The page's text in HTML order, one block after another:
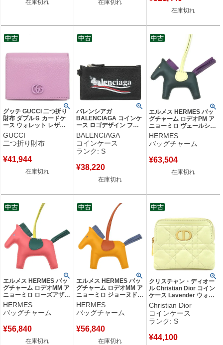
在庫切れ 在庫切れ
在庫切れ
グッチ GUCCI 二つ折り
財布 ダブルＧ カードケ
ース ウォレット レザー
パープル シルバー金具
プチマーモント コンパク
ト 456126 【中古】
GUCCI
二つ折り財布
¥41,944
在庫切れ
中古
バレンシアガ
BALENCIAGA コインケ
ース ロゴデザイン フラ
グメントケース レザー
ブラック シルバー金具
黒 ネックポーチ カード
ケース 594548 【箱】
BALENCIAGA
コインケース
ランク: S
¥38,220
在庫切れ
中古
エルメス HERMES バッ
グチャーム ロデオPM ア
ニョーミロ ヴェールシプ
レス×ヴィオレ×ジョーヌ
ミルトン W刻印(2024年
製) 【箱】 【中古】
HERMES
バッグチャーム
¥63,504
在庫切れ
中古
エルメス HERMES バッ
グチャーム ロデオMM ア
ニョーミロ ローズアザレ
×マラカイト×ライム ピン
ク 緑 黄色 馬モチーフ
【箱】 【中古】
HERMES
バッグチャーム
¥56,840
在庫切れ
中古
エルメス HERMES バッ
グチャーム ロデオMM ア
ニョーミロ ジョーヌドー
ル×ポルナリン×ブルーア
ガット 黄色 茶 青 【箱】
【中古】
HERMES
バッグチャーム
¥56,840
在庫切れ
中古
クリスチャン・ディオー
ル Christian Dior コイン
ケース Lavender ウォレ
ット レザー イエロー ゴ
ールド金具 黄色 Dior
Caro 【箱】 【中古】未
使用保管品
Christian Dior
コインケース
ランク: S
¥44,100
中古